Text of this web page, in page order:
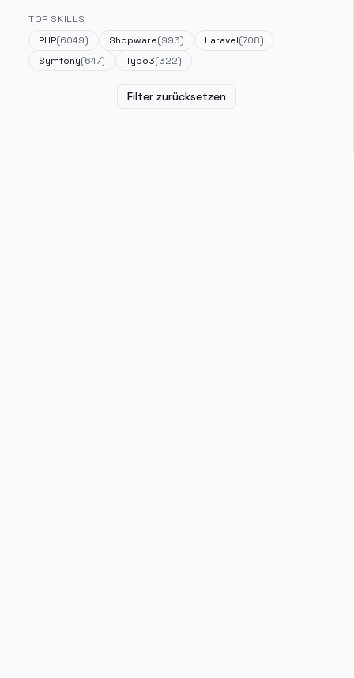
TOP SKILLS
PHP(6049) Shopware(993) Laravel(708)
Symfony(647) Typo3(322)
Filter zurücksetzen